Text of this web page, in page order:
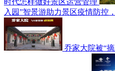
时代怎样做好景区运营管理
入园”智景游助力景区疫情防控
乔家大院被“